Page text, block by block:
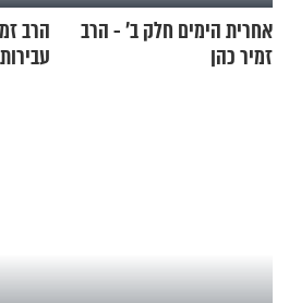
אחרית הימים חלק ב’ - הרב
זמיר כהן
הרב